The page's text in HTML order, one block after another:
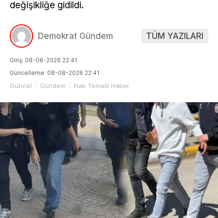
değişikliğe gidildi.
Demokrat Gündem TÜM YAZILARI
Giriş: 08-08-2026 22:41
Güncelleme: 08-08-2026 22:41
Güncel Gündem Hak Temelli Haber